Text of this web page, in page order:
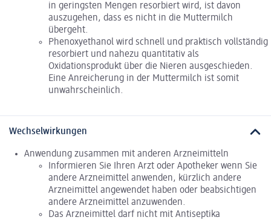
in geringsten Mengen resorbiert wird, ist davon
auszugehen, dass es nicht in die Muttermilch
übergeht.
Phenoxyethanol wird schnell und praktisch vollständig
resorbiert und nahezu quantitativ als
Oxidationsprodukt über die Nieren ausgeschieden.
Eine Anreicherung in der Muttermilch ist somit
unwahrscheinlich.
Wechselwirkungen
Anwendung zusammen mit anderen Arzneimitteln
Informieren Sie Ihren Arzt oder Apotheker wenn Sie
andere Arzneimittel anwenden, kürzlich andere
Arzneimittel angewendet haben oder beabsichtigen
andere Arzneimittel anzuwenden.
Das Arzneimittel darf nicht mit Antiseptika